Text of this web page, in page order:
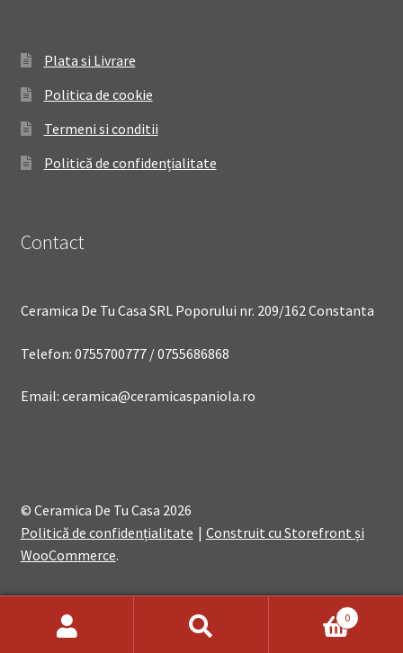
Plata si Livrare
Politica de cookie
Termeni si conditii
Politică de confidențialitate
Contact
Ceramica De Tu Casa SRL Poporului nr. 209/162 Constanta
Telefon: 0755700777 / 0755686868
Email: ceramica@ceramicaspaniola.ro
© Ceramica De Tu Casa 2026
Politică de confidențialitate
Construit cu Storefront și
WooCommerce.
0